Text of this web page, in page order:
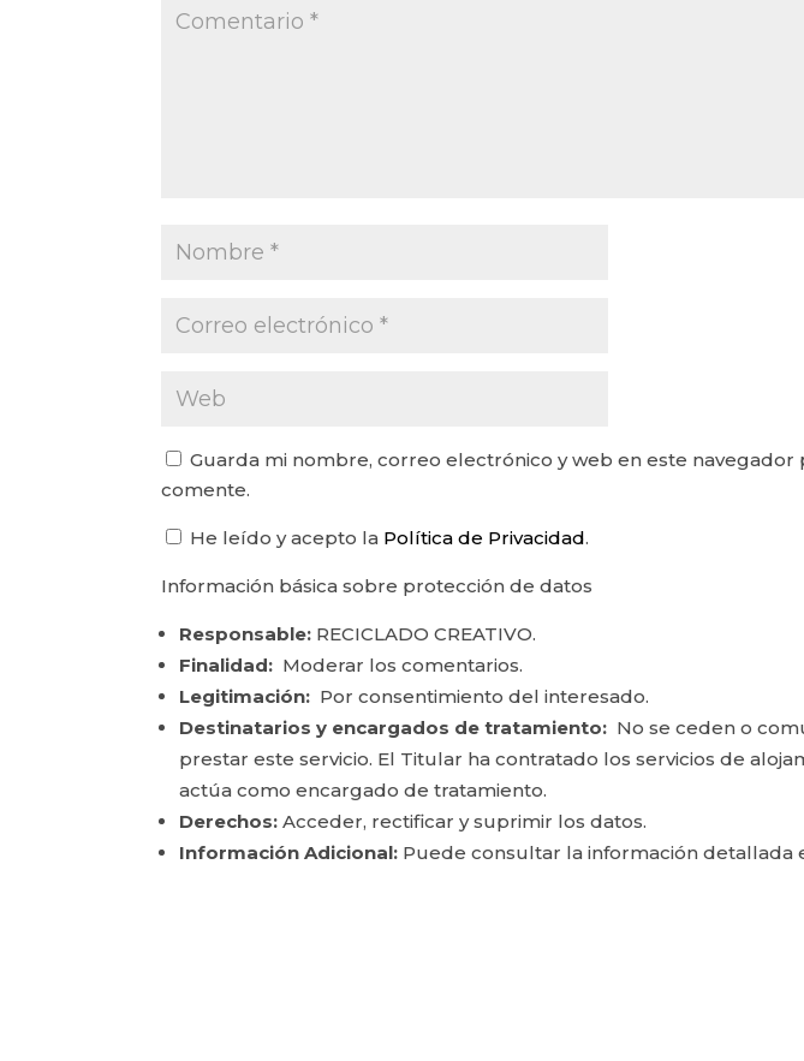
Guarda mi nombre, correo electrónico y web en este navegador
comente.
He leído y acepto la Política de Privacidad.
Información básica sobre protección de datos
Responsable: RECICLADO CREATIVO.
Finalidad: Moderar los comentarios.
Legitimación: Por consentimiento del interesado.
Destinatarios y encargados de tratamiento: No se ceden o
prestar este servicio. El Titular ha contratado los servicios de
actúa como encargado de tratamiento.
Derechos: Acceder, rectificar y suprimir los datos.
Información Adicional: Puede consultar la información detallada